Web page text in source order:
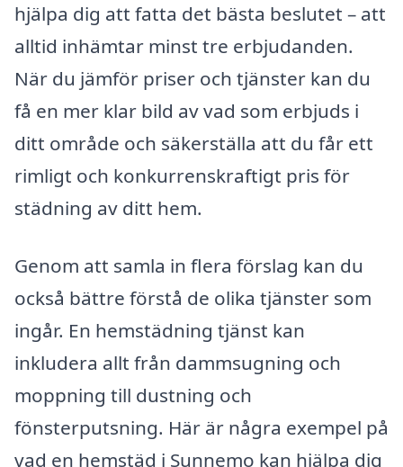
hjälpa dig att fatta det bästa beslutet – att
alltid inhämtar minst tre erbjudanden.
När du jämför priser och tjänster kan du
få en mer klar bild av vad som erbjuds i
ditt område och säkerställa att du får ett
rimligt och konkurrenskraftigt pris för
städning av ditt hem.
Genom att samla in flera förslag kan du
också bättre förstå de olika tjänster som
ingår. En hemstädning tjänst kan
inkludera allt från dammsugning och
moppning till dustning och
fönsterputsning. Här är några exempel på
vad en hemstäd i Sunnemo kan hjälpa dig